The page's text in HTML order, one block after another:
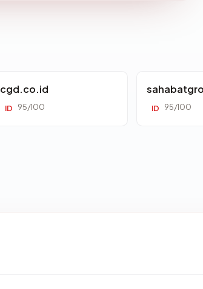
cgd.co.id
ID 95/100 ID 95/100